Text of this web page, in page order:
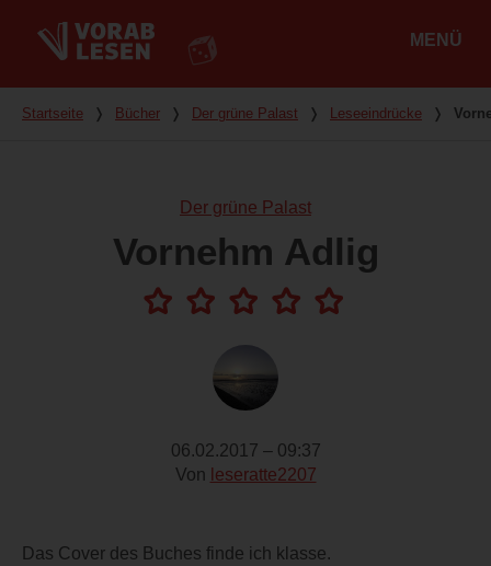
MENÜ
Du bist hier
Startseite ❭ Bücher ❭ Der grüne Palast ❭ Leseeindrücke ❭
Der grüne Palast
Vornehm Adlig
06.02.2017 – 09:37
Von leseratte2207
Das Cover des Buches finde ich klasse.